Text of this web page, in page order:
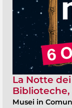
La Notte
Musei in